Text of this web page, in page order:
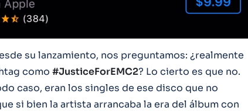
su lanzamiento, nos preguntamos: ¿realmente
como #JusticeForEMC2? Lo cierto es que no.
caso, eran los singles de ese disco que no
si bien la artista arrancaba la era del álbum con